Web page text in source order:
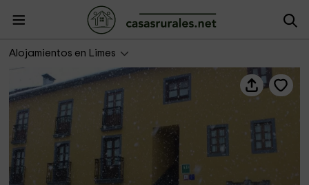
Alojamientos en Limes
Apartamentos Rurales Ardaliz